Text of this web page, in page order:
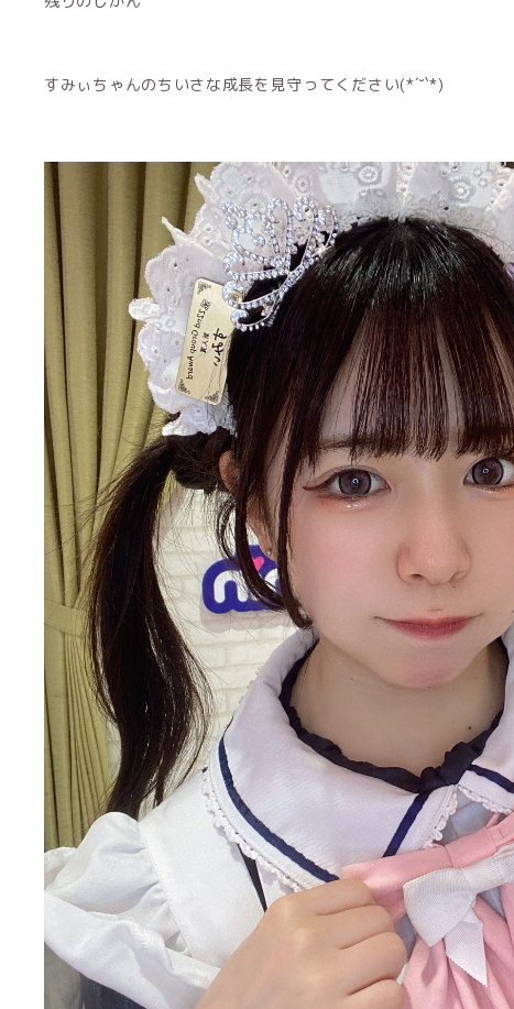
すみぃちゃんのちいさな成長を見守ってください(*´˘`*)